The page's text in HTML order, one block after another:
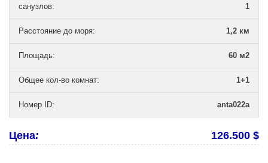
санузлов: 1
Расстояние до моря: 1,2 км
Площадь: 60 м2
Общее кол-во комнат: 1+1
Номер ID: anta022a
Цена: 126.500 $